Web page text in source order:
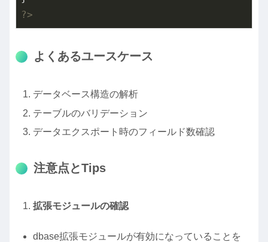
?>
よくあるユースケース
データベース構造の解析
テーブルのバリデーション
データエクスポート時のフィールド数確認
注意点とTips
拡張モジュールの確認
dbase拡張モジュールが有効になっていることを